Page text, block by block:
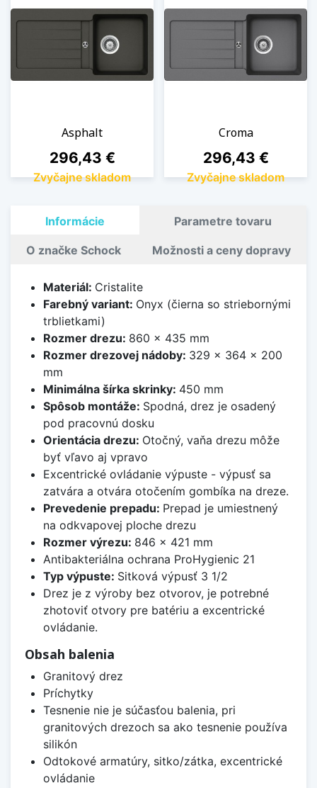
Asphalt
Cena
296,43 €
Zvyčajne skladom
Croma
Cena
296,43 €
Zvyčajne skladom
Informácie Parametre tovaru
O značke Schock Možnosti a ceny dopravy
Materiál: Cristalite
Farebný variant: Onyx (čierna so striebornými
trblietkami)
Rozmer drezu: 860 x 435 mm
Rozmer drezovej nádoby: 329 x 364 x 200
mm
Minimálna šírka skrinky: 450 mm
Spôsob montáže: Spodná, drez je osadený
pod pracovnú dosku
Orientácia drezu: Otočný, vaňa drezu môže
byť vľavo aj vpravo
Excentrické ovládanie výpuste - výpusť sa
zatvára a otvára otočením gombíka na dreze.
Prevedenie prepadu: Prepad je umiestnený
na odkvapovej ploche drezu
Rozmer výrezu: 846 x 421 mm
Antibakteriálna ochrana ProHygienic 21
Typ výpuste: Sitková výpusť 3 1/2
Drez je z výroby bez otvorov, je potrebné
zhotoviť otvory pre batériu a excentrické
ovládanie.
Obsah balenia
Granitový drez
Príchytky
Tesnenie nie je súčasťou balenia, pri
granitových drezoch sa ako tesnenie používa
silikón
Odtokové armatúry, sitko/zátka, excentrické
ovládanie